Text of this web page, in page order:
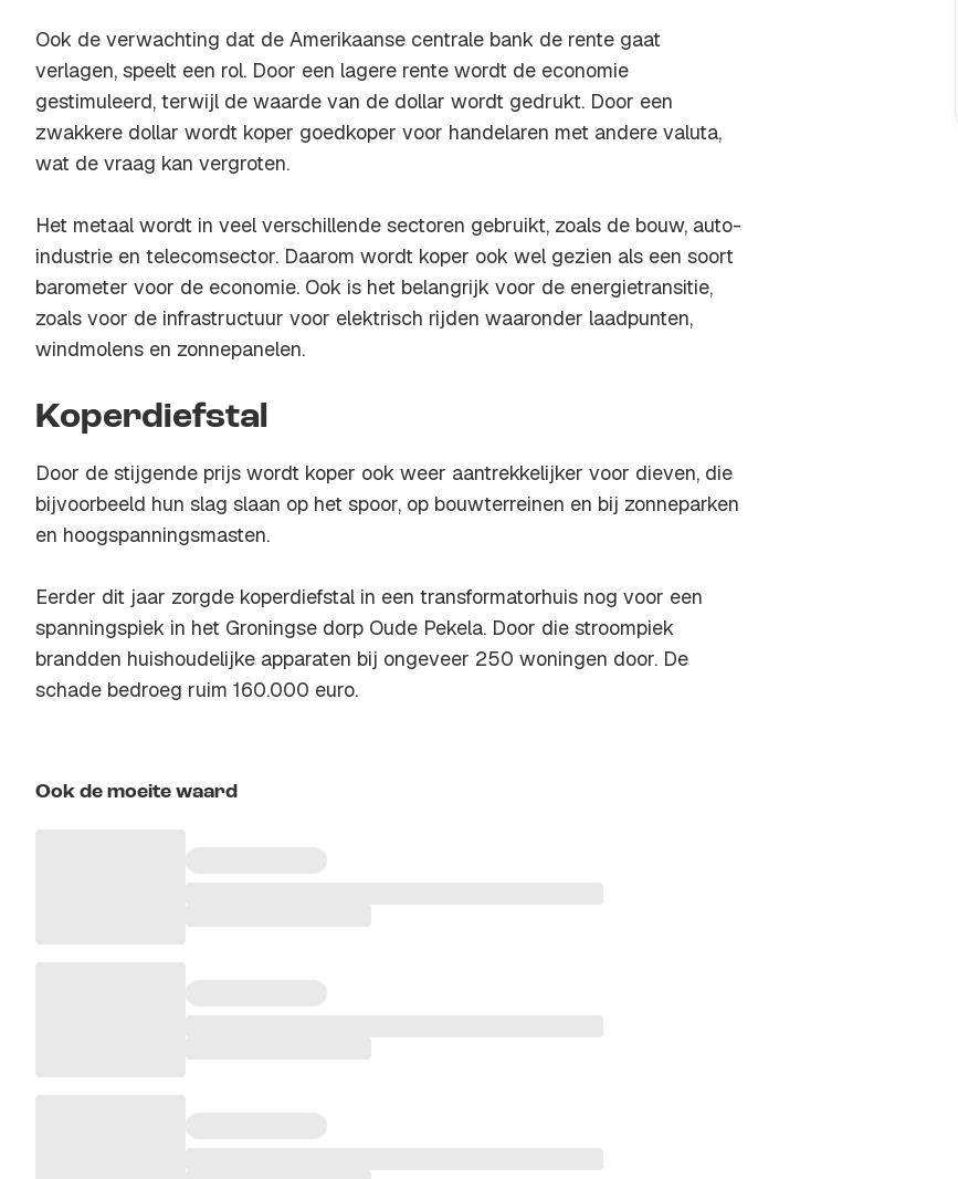
Ook de verwachting dat de Amerikaanse centrale bank de rente gaat
verlagen, speelt een rol. Door een lagere rente wordt de economie
gestimuleerd, terwijl de waarde van de dollar wordt gedrukt. Door een
zwakkere dollar wordt koper goedkoper voor handelaren met andere valuta,
wat de vraag kan vergroten.
Het metaal wordt in veel verschillende sectoren gebruikt, zoals de bouw, auto-
industrie en telecomsector. Daarom wordt koper ook wel gezien als een soort
barometer voor de economie. Ook is het belangrijk voor de energietransitie,
zoals voor de infrastructuur voor elektrisch rijden waaronder laadpunten,
windmolens en zonnepanelen.
Koperdiefstal
Door de stijgende prijs wordt koper ook weer aantrekkelijker voor dieven, die
bijvoorbeeld hun slag slaan op het spoor, op bouwterreinen en bij zonneparken
en hoogspanningsmasten.
Eerder dit jaar zorgde koperdiefstal in een transformatorhuis nog voor een
spanningspiek in het Groningse dorp Oude Pekela. Door die stroompiek
brandden huishoudelijke apparaten bij ongeveer 250 woningen door. De
schade bedroeg ruim 160.000 euro.
Ook de moeite waard